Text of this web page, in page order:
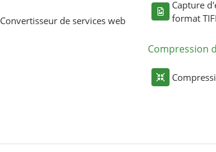
Convertisseur de services web
Capture
format
Compression